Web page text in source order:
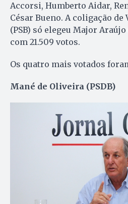
Accorsi, Humberto Aidar,
César Bueno. A coligação de
(PSB) só elegeu Major
com 21.509 votos.
Os quatro mais votados
Mané de Oliveira (PSDB)